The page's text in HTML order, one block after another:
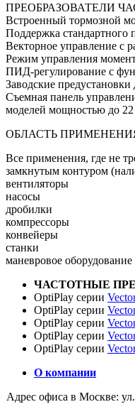
ПРЕОБРАЗОВАТЕЛИ
Встроенный тормозной
Поддержка стандартного
Векторное управление с
Режим управления
ПИД-регулирование с
Заводские
Съемная панель
моделей мощностью до
ОБЛАСТЬ
Все применения, где не
замкнутым контуром
вентиляторы
насосы
дробилки
компрессоры
конвейеры
станки
маневровое оборудование
ЧАСТОТНЫЕ
OptiPlay серии
OptiPlay серии
OptiPlay серии
OptiPlay серии
OptiPlay серии
О компании
Адрес офиса в Москве: